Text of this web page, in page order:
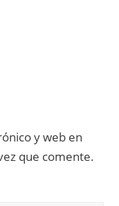
y web en
que comente.